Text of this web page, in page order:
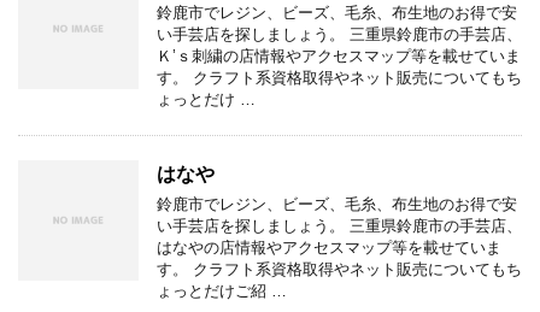
鈴鹿市でレジン、ビーズ、毛糸、布生地のお得で安
い手芸店を探しましょう。 三重県鈴鹿市の手芸店、
Ｋ’ｓ刺繍の店情報やアクセスマップ等を載せていま
す。 クラフト系資格取得やネット販売についてもち
ょっとだけ …
はなや
鈴鹿市でレジン、ビーズ、毛糸、布生地のお得で安
い手芸店を探しましょう。 三重県鈴鹿市の手芸店、
はなやの店情報やアクセスマップ等を載せていま
す。 クラフト系資格取得やネット販売についてもち
ょっとだけご紹 …